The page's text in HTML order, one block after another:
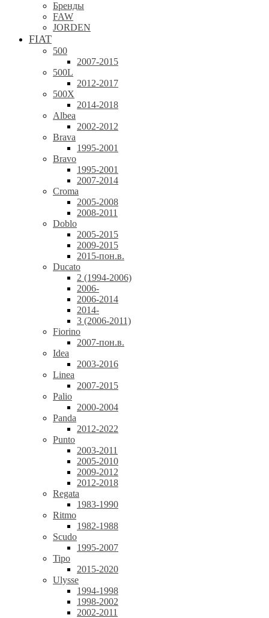
Бренды
FAW
JORDEN
FIAT
500
2007-2015
500L
2012-2017
500X
2014-2018
Albea
2002-2012
Brava
1995-2001
Bravo
1995-2001
2007-2014
Croma
2005-2008
2008-2011
Doblo
2005-2015
2009-2015
2015-пон.в.
Ducato
2 (1994-2006)
2006-
2006-2014
2014-
3 (2006-2011)
Fiorino
2007-пон.в.
Idea
2003-2016
Linea
2007-2015
Palio
2000-2004
Panda
2012-2022
Punto
2003-2011
2005-2010
2009-2012
2012-2018
Regata
1983-1990
Ritmo
1982-1988
Scudo
1995-2007
Tipo
2015-2020
Ulysse
1994-1998
1998-2002
2002-2011